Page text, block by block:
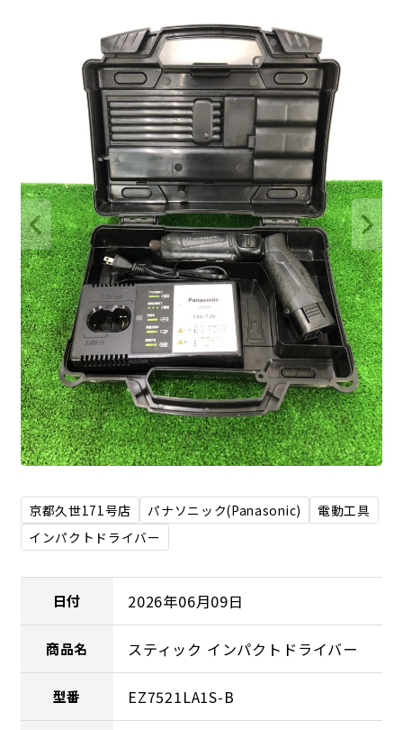
京都久世171号店 パナソニック(Panasonic)
電動工具
インパクトドライバー
日付 2026年06月09日
商品名 スティック インパクトドライバー
型番 EZ7521LA1S-B